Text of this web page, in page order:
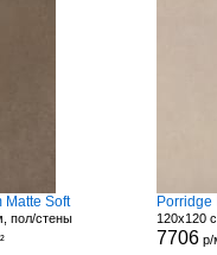
Matte Soft
пол/стены
Porridge
120x120
7706 р/